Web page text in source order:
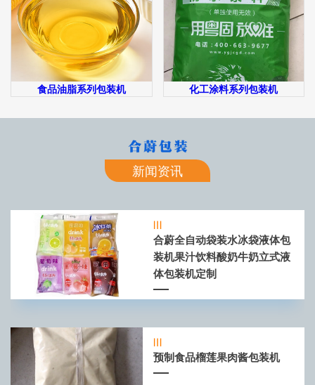
食品油脂系列包装机 化工涂料系列包装机
新闻资讯
合蔚全自动袋装水冰袋液体包
装机果汁饮料酸奶牛奶立式液
体包装机定制
预制食品榴莲果肉酱包装机